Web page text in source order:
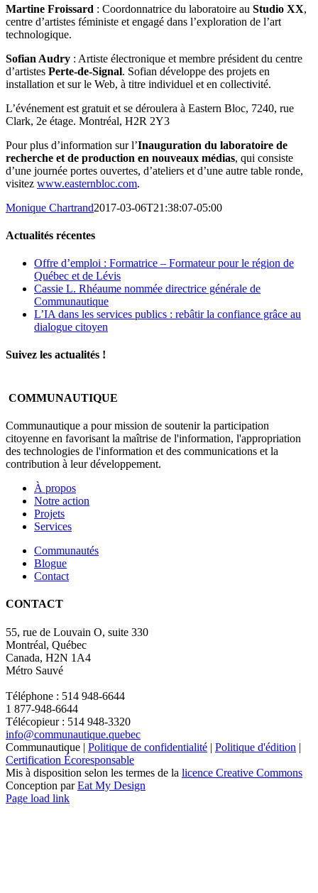
Martine Froissard : Coordonnatrice du laboratoire au Studio XX,
centre d’artistes féministe et engagé dans l’exploration de l’art
technologique.
Sofian Audry : Artiste électronique et membre président du centre
d’artistes Perte-de-Signal. Sofian développe des projets en
installation et sur le Web, à titre individuel et en collectivité.
L’événement est gratuit et se déroulera à Eastern Bloc, 7240, rue
Clark, 2e étage. Montréal, H2R 2Y3
Pour plus d’information sur l’Inauguration du laboratoire de
recherche et de production en nouveaux médias, qui consiste
d’une journée portes ouvertes, d’ateliers et d’une autre table ronde,
visitez www.easternbloc.com.
Monique Chartrand2017-03-06T21:38:07-05:00
Actualités récentes
Offre d’emploi : Formatrice – Formateur pour le région de
Québec et de Lévis
Cassie L. Rhéaume nommée directrice générale de
Communautique
L’IA dans les services publics : rebâtir la confiance grâce au
dialogue citoyen
Suivez les actualités !
COMMUNAUTIQUE
Communautique a pour mission de soutenir la participation
citoyenne en favorisant la maîtrise de l'information, l'appropriation
des technologies de l'information et des communications et la
contribution à leur développement.
À propos
Notre action
Projets
Services
Communautés
Blogue
Contact
CONTACT
55, rue de Louvain O, suite 330
Montréal, Québec
Canada, H2N 1A4
Métro Sauvé
Téléphone : 514 948-6644
1 877-948-6644
Télécopieur : 514 948-3320
info@communautique.quebec
Communautique | Politique de confidentialité | Politique d'édition |
Certification Écoresponsable
Mis à disposition selon les termes de la licence Creative Commons
Conception parEat My Design
Facebook
YouTube
LinkedIn
Email
Page load link